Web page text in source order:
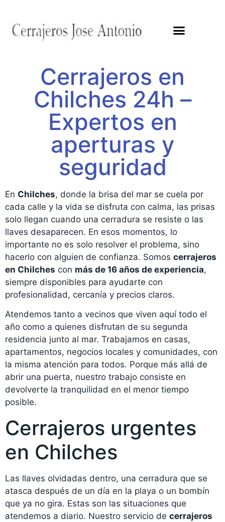
Cerrajeros en
Chilches 24h –
Expertos en
aperturas y
seguridad
En Chilches, donde la brisa del mar se cuela por
cada calle y la vida se disfruta con calma, las prisas
solo llegan cuando una cerradura se resiste o las
llaves desaparecen. En esos momentos, lo
importante no es solo resolver el problema, sino
hacerlo con alguien de confianza. Somos cerrajeros
en Chilches con más de 16 años de experiencia,
siempre disponibles para ayudarte con
profesionalidad, cercanía y precios claros.
Atendemos tanto a vecinos que viven aquí todo el
año como a quienes disfrutan de su segunda
residencia junto al mar. Trabajamos en casas,
apartamentos, negocios locales y comunidades, con
la misma atención para todos. Porque más allá de
abrir una puerta, nuestro trabajo consiste en
devolverte la tranquilidad en el menor tiempo
posible.
Cerrajeros urgentes
en Chilches
Las llaves olvidadas dentro, una cerradura que se
atasca después de un día en la playa o un bombín
que ya no gira. Estas son las situaciones que
atendemos a diario. Nuestro servicio de cerrajeros